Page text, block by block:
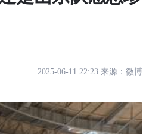
2025-06-11 22:23 来源： 微博